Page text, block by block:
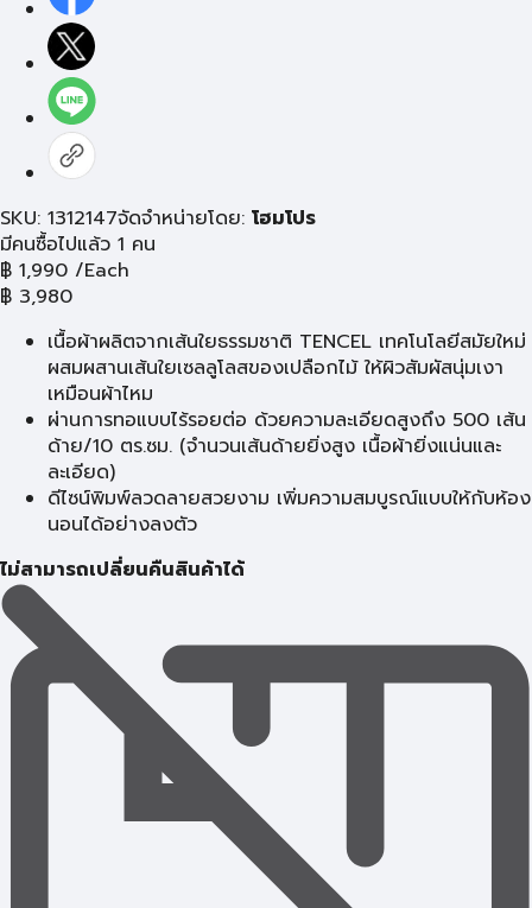
SKU: 1312147จัดจำหน่ายโดย: โฮมโปร
มีคนซื้อไปแล้ว 1 คน
฿ 1,990 /Each
฿ 3,980
เนื้อผ้าผลิตจากเส้นใยธรรมชาติ TENCEL เทคโนโลยีสมัยใหม่
ผสมผสานเส้นใยเซลลูโลสของเปลือกไม้ ให้ผิวสัมผัสนุ่มเงา
เหมือนผ้าไหม
ผ่านการทอแบบไร้รอยต่อ ด้วยความละเอียดสูงถึง 500 เส้น
ด้าย/10 ตร.ซม. (จำนวนเส้นด้ายยิ่งสูง เนื้อผ้ายิ่งแน่นและ
ละเอียด)
ดีไซน์พิมพ์ลวดลายสวยงาม เพิ่มความสมบูรณ์แบบให้กับห้อง
นอนได้อย่างลงตัว
ไม่สามารถเปลี่ยนคืนสินค้าได้